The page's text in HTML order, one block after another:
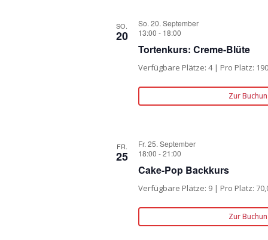
SO.
20
So. 20. September
13:00 - 18:00
Tortenkurs: Creme-Blüte
Verfügbare Plätze: 4 | Pro Platz:
Zur
FR.
25
Fr. 25. September
18:00 -21:00
Cake-Pop Backkurs
Verfügbare Plätze: 9 | Pro Platz:
Zur